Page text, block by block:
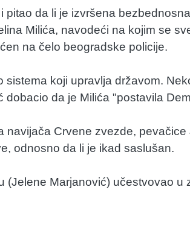
pitao da li je izvršena
Milića, navodeći na kojim se
na čelo beogradske policije.
sistema koji upravlja državom.
dobacio da je Milića "postavila
navijača Crvene zvezde,
odnosno da li je ikad saslušan.
(Jelene Marjanović) učestvovao u